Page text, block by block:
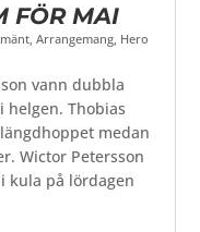
FÖR MAI
,Arrangemang Hero
vann dubbla
helgen. Thobias
medan
Wictor Petersson
kula på lördagen